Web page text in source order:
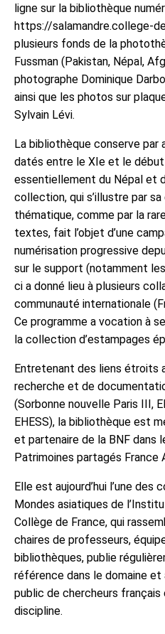
ligne sur la bibliothèque
https://salamandre.college-
plusieurs fonds de la
Fussman (Pakistan, Népal,
photographe Dominique
ainsi que les photos sur
Sylvain Lévi.
La bibliothèque conserve par
datés entre le XIe et le
essentiellement du Népal et
collection, qui s’illustre par
thématique, comme par la
textes, fait l’objet d’une
numérisation progressive
sur le support (notamment
ci a donné lieu à plusieurs
communauté internationale
Ce programme a vocation à
la collection d’estampages
Entretenant des liens étroits
recherche et de
(Sorbonne nouvelle Paris III,
EHESS), la bibliothèque est
et partenaire de la BNF dans
Patrimoines partagés France
Elle est aujourd’hui l’une des
Mondes asiatiques de
Collège de France, qui
chaires de professeurs,
bibliothèques, publie
référence dans le domaine
public de chercheurs
discipline.